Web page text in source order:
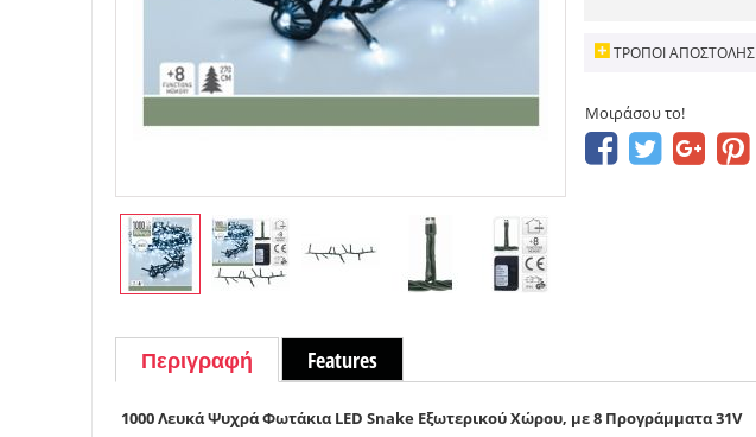
ΤΡΌΠΟΙ ΑΠΟΣΤΟΛΉΣ
Μοιράσου το!
Περιγραφή Features
1000 Λευκά Ψυχρά Φωτάκια LED Snake Εξωτερικού Χώρου, με 8 Προγράμματα 31V